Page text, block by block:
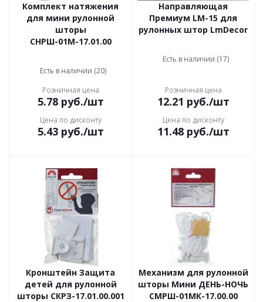
Комплект натяжения
для мини рулонной
шторы
СНРШ-01М-17.01.00
Есть в наличии (20)
Розничная цена
5.78руб./шт
Цена по дисконту
5.43руб./шт
Направляющая
Премиум LM-15 для
рулонных штор LmDecor
Есть в наличии (17)
Розничная цена
12.21 руб./шт
Цена по дисконту
11.48руб./шт
Кронштейн Защита
детей для рулонной
шторы СКРЗ-17.01.00.001
Механизм для рулонной
шторы Мини ДЕНЬ-НОЧЬ
СМРШ-01МК-17.00.00